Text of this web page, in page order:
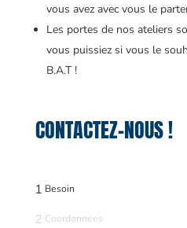
vous avez avec vous le
Les portes de nos ateliers
vous puissiez si vous le
B.A.T !
CONTACTEZ-NOUS !
1 Besoin
2 Coordonnées